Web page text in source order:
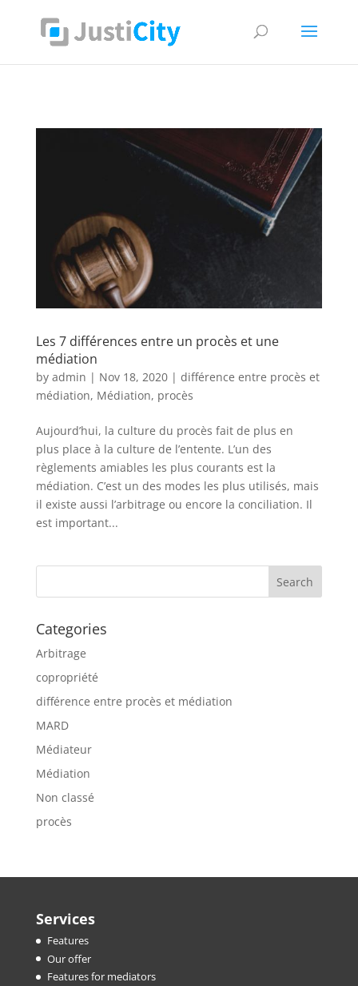
Les 7 différences entre un procès et une
médiation
by admin | Nov 18, 2020| différence entre procès et
médiation, Médiation, procès
Aujourd’hui, la culture du procès fait de plus en
plus place à la culture de l’entente. L’un des
règlements amiables les plus courants est la
médiation. C’est un des modes les plus utilisés, mais
il existe aussi l’arbitrage ou encore la conciliation. Il
est important...
Categories
Arbitrage
copropriété
différence entre procès et médiation
MARD
Médiateur
Médiation
Non classé
procès
Services
Features
Our offer
Features for mediators